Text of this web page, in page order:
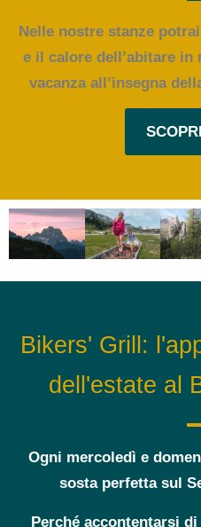
Nelle nostre stanze
e il calore dell’abitare in
vacanza all’insegna
Bikers' Grill:
dell'estate al
Ogni mercoledì e
sosta perfetta sul
Perché accontentarsi